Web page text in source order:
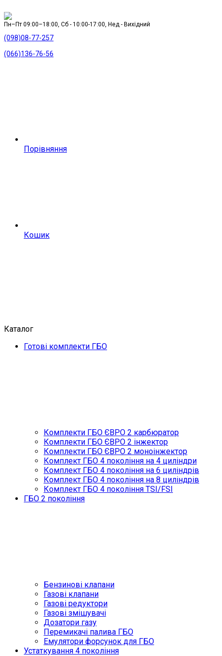
Пн–Пт 09:00–18:00, Сб - 10:00-17:00, Нед - Вихідний
(098)08-77-257
(066)136-76-56
Порівняння
Кошик
Каталог
Готові комплекти ГБО
Комплекти ГБО ЄВРО 2 карбюратор
Комплекти ГБО ЄВРО 2 інжектор
Комплекти ГБО ЄВРО 2 моноінжектор
Комплект ГБО 4 покоління на 4 циліндри
Комплект ГБО 4 покоління на 6 циліндрів
Комплект ГБО 4 покоління на 8 циліндрів
Комплект ГБО 4 покоління TSI/FSI
ГБО 2 покоління
Бензинові клапани
Газові клапани
Газові редуктори
Газові змішувачі
Дозатори газу
Перемикачі палива ГБО
Емулятори форсунок для ГБО
Устаткування 4 покоління